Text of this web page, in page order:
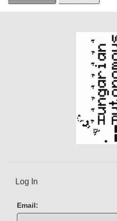
Log In
Email: